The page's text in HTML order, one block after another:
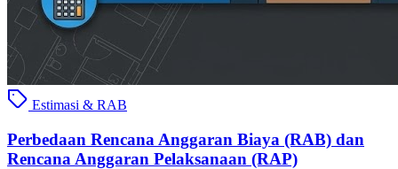
Estimasi & RAB
Perbedaan Rencana Anggaran Biaya (RAB) dan
Rencana Anggaran Pelaksanaan (RAP)